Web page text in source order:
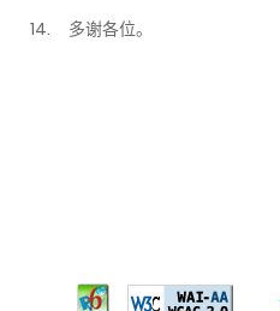
14. 多谢各位。